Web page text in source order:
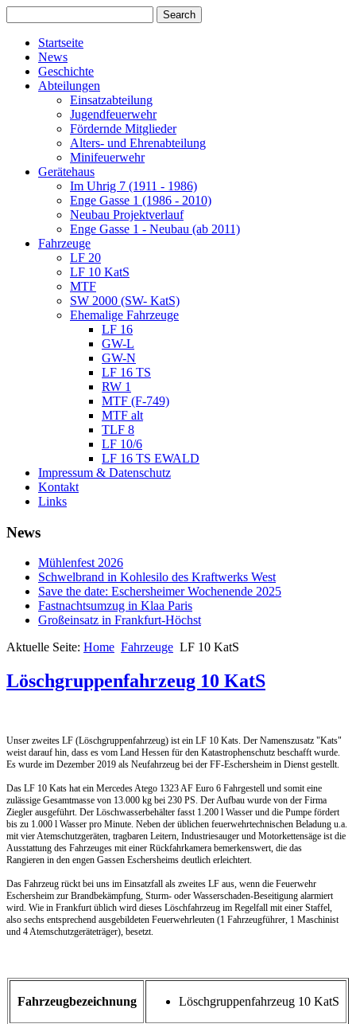
Startseite
News
Geschichte
Abteilungen
Einsatzabteilung
Jugendfeuerwehr
Fördernde Mitglieder
Alters- und Ehrenabteilung
Minifeuerwehr
Gerätehaus
Im Uhrig 7 (1911 - 1986)
Enge Gasse 1 (1986 - 2010)
Neubau Projektverlauf
Enge Gasse 1 - Neubau (ab 2011)
Fahrzeuge
LF 20
LF 10 KatS
MTF
SW 2000 (SW- KatS)
Ehemalige Fahrzeuge
LF 16
GW-L
GW-N
LF 16 TS
RW 1
MTF (F-749)
MTF alt
TLF 8
LF 10/6
LF 16 TS EWALD
Impressum & Datenschutz
Kontakt
Links
News
Mühlenfest 2026
Schwelbrand in Kohlesilo des Kraftwerks West
Save the date: Eschersheimer Wochenende 2025
Fastnachtsumzug in Klaa Paris
Großeinsatz in Frankfurt-Höchst
Aktuelle Seite: Home Fahrzeuge LF 10 KatS
Löschgruppenfahrzeug 10 KatS
Unser zweites LF (Löschgruppenfahrzeug) ist ein LF 10 Kats. Der Namenszusatz "Kats"
weist darauf hin, dass es vom Land Hessen für den Katastrophenschutz beschafft wurde.
Es wurde im Dezember 2019 als Neufahrzeug bei der FF-Eschersheim in Dienst gestellt.
Das LF 10 Kats hat ein Mercedes Atego 1323 AF Euro 6 Fahrgestell und somit eine
zulässige Gesamtmasse von 13.000 kg bei 230 PS. Der Aufbau wurde von der Firma
Ziegler ausgeführt. Der Löschwasserbehälter fasst 1.200 l Wasser und die Pumpe fördert
bis zu 1.000 l Wasser pro Minute. Neben der üblichen feuerwehrtechnischen Beladung u.a.
mit vier Atemschutzgeräten, tragbaren Leitern, Industriesauger und Motorkettensäge ist die
Ausstattung des Fahrzeuges mit einer Rückfahrkamera bemerkenswert, die das
Rangieren in den engen Gassen Eschersheims deutlich erleichtert.
Das Fahrzeug rückt bei uns im Einsatzfall als zweites LF aus, wenn die Feuerwehr
Eschersheim zur Brandbekämpfung, Sturm- oder Wasserschaden-Beseitigung alarmiert
wird. Wie in Frankfurt üblich wird dieses Löschfahrzeug im Regelfall mit einer Staffel,
also sechs entsprechend ausgebildeten Feuerwehrleuten (1 Fahrzeugführer, 1 Maschinist
und 4 Atemschutzgeräteträger), besetzt.
Fahrzeugbezeichnung Löschgruppenfahrzeug 10 KatS